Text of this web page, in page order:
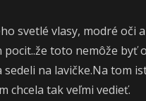
svetlé vlasy, modré oči
pocit..že toto nemôže byť
na lavičke.Na tom
chcela tak veľmi vedieť.